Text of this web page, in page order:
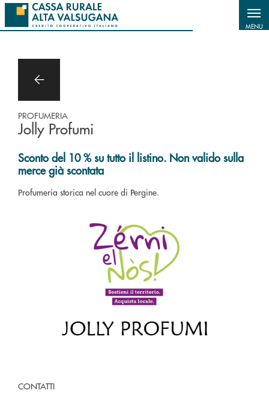
Salta al contenuto principale
MENU
PROFUMERIA
Jolly Profumi
Sconto del 10 % su tutto il listino. Non valido sulla
merce già scontata
Profumeria storica nel cuore di Pergine.
CONTATTI